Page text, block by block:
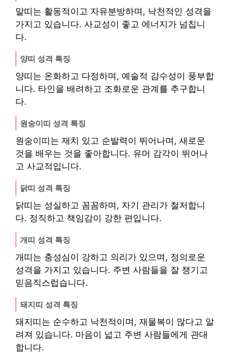
말띠는 활동적이고 자유분방하며, 낙천적인 성격을
가지고 있습니다. 사교성이 좋고 에너지가 넘칩니
다.
양띠 성격 특징
양띠는 온화하고 다정하며, 예술적 감수성이 풍부합
니다. 타인을 배려하고 조화로운 관계를 추구합니
다.
원숭이띠 성격 특징
원숭이띠는 재치 있고 순발력이 뛰어나며, 새로운
것을 배우는 것을 좋아합니다. 유머 감각이 뛰어나
고 사교적입니다.
닭띠 성격 특징
닭띠는 성실하고 꼼꼼하며, 자기 관리가 철저합니
다. 정직하고 책임감이 강한 편입니다.
개띠 성격 특징
개띠는 충성심이 강하고 의리가 있으며, 정의로운
성격을 가지고 있습니다. 주변 사람들을 잘 챙기고
믿음직스럽습니다.
돼지띠 성격 특징
돼지띠는 순수하고 낙천적이며, 재물복이 많다고 알
려져 있습니다. 마음이 넓고 주변 사람들에게 관대
합니다.